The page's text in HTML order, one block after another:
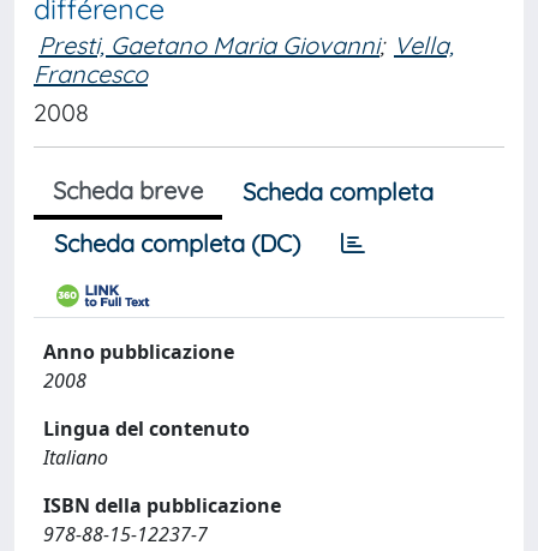
différence
Presti, Gaetano Maria Giovanni; Vella,
Francesco
2008
Scheda breve
Scheda completa
Scheda completa (DC)
Anno pubblicazione
2008
Lingua del contenuto
Italiano
ISBN della pubblicazione
978-88-15-12237-7